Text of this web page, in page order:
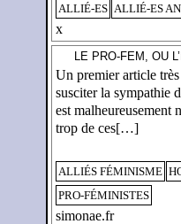
ALLIÉ-ES ALLIÉ-ES
x
LE PRO-FEM, OU
Un premier article
susciter la sympathie
est malheureusement
trop de ces[…]
ALLIÉS FÉMINISME
PRO-FÉMINISTES
simonae.fr